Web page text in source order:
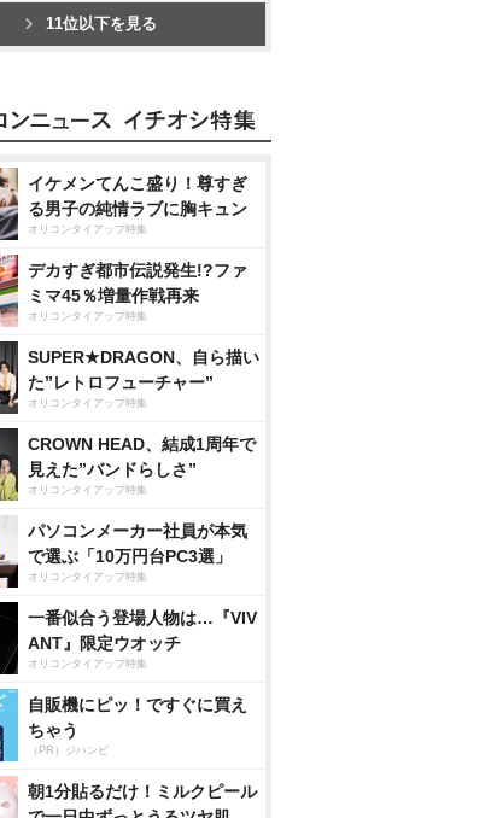
11位以下を見る
イケメンてんこ盛り！尊すぎ
る男子の純情ラブに胸キュン
オリコンタイアップ特集
デカすぎ都市伝説発生!?ファ
ミマ45％増量作戦再来
オリコンタイアップ特集
SUPER★DRAGON、自ら描い
た”レトロフューチャー”
オリコンタイアップ特集
CROWN HEAD、結成1周年で
見えた”バンドらしさ”
オリコンタイアップ特集
パソコンメーカー社員が本気
で選ぶ「10万円台PC3選」
オリコンタイアップ特集
一番似合う登場人物は…『VIV
ANT』限定ウオッチ
オリコンタイアップ特集
自販機にピッ！ですぐに買え
ちゃう
（PR）ジハンピ
朝1分貼るだけ！ミルクピール